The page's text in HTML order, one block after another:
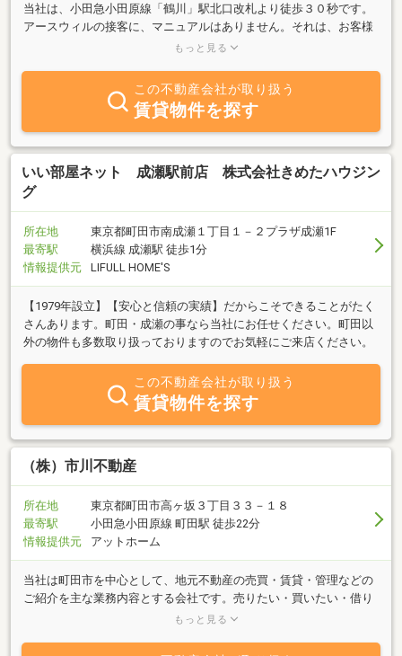
当社は、小田急小田原線「鶴川」駅北口改札より徒歩３０秒です。
アースウィルの接客に、マニュアルはありません。それは、お客様
一人ひとりと真摯に向き合い、不動産にまつわる悩みや不安を解決
取り引きを実現します。地域の情報を含め、全国の物件に対応をし
ております。詳しくはホームページをご確認下さい。
もっと見る
この不動産会社が取り扱う
賃貸物件を探す
いい部屋ネット 成瀬駅前店 株式会社きめたハウジン
グ
所在地
東京都町田市南成瀬１丁目１－２プラザ成瀬1F
最寄駅
横浜線 成瀬駅 徒歩1分
情報提供元
LIFULL HOME'S
【1979年設立】【安心と信頼の実績】だからこそできることがたく
さんあります。町田・成瀬の事なら当社にお任せください。町田以
外の物件も多数取り扱っておりますのでお気軽にご来店ください。
この不動産会社が取り扱う
賃貸物件を探す
（株）市川不動産
所在地
東京都町田市高ヶ坂３丁目３３－１８
最寄駅
小田急小田原線 町田駅 徒歩22分
情報提供元
アットホーム
当社は町田市を中心として、地元不動産の売買・賃貸・管理などの
ご紹介を主な業務内容とする会社です。売りたい・買いたい・借り
たい、ご希望の方、不動産に関する質問は何でもお気軽にご相談く
もっと見る